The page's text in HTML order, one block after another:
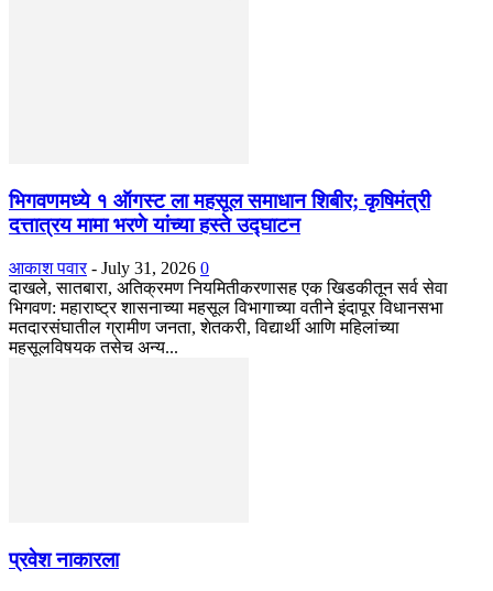
भिगवणमध्ये १ ऑगस्ट ला महसूल समाधान शिबीर; कृषिमंत्री
दत्तात्रय मामा भरणे यांच्या हस्ते उद्घाटन
आकाश पवार - July 31, 2026 0
दाखले, सातबारा, अतिक्रमण नियमितीकरणासह एक खिडकीतून सर्व सेवा
भिगवण: महाराष्ट्र शासनाच्या महसूल विभागाच्या वतीने इंदापूर विधानसभा
मतदारसंघातील ग्रामीण जनता, शेतकरी, विद्यार्थी आणि महिलांच्या
महसूलविषयक तसेच अन्य...
प्रवेश नाकारला